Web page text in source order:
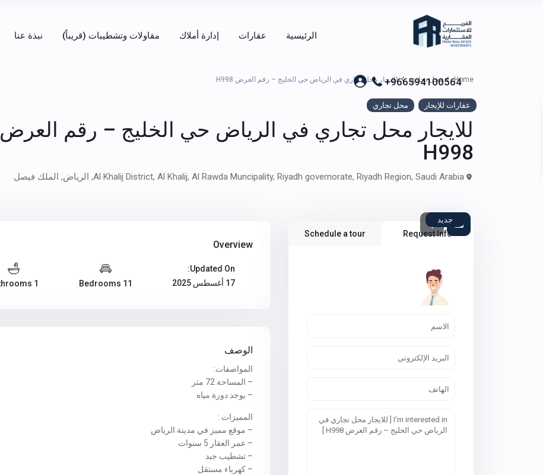
الرئيسية عقارات إدارة أملاك مقاولات وتشطيبات (قريباً) نبذة عنا
+966594100564Home محل تجاري للايجار محل تجاري في الرياض حي الخليج – رقم العرض H998
عقارات للإيجار محل تجاري
للايجار محل تجاري في الرياض حي الخليج – رقم العرض
H998
الرياض, الملك فيصل
جديد
Overview
Updated On:
17 أغسطس 2025
11 Bedrooms
1 Bathrooms
الوصف
المواصفات:
– المساحة 72 متر
– يوجد دورة مياه
المميزات :
– موقع مميز في مدينة الرياض
– عمر العقار 5 سنوات
– تشطيب جبد
– كهرباء مستقل
Request Info
Schedule a tour